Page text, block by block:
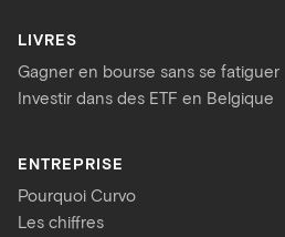
LIVRES
Gagner en bourse sans se fatiguer
Investir dans des ETF en Belgique
ENTREPRISE
Pourquoi Curvo
Les chiffres